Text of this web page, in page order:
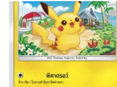
Add to
wishlist